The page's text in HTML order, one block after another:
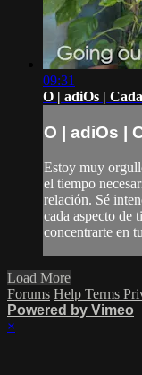
09:31
O | adiOs |
O | adiOs |
Estoy muy
el tiempo
relación. Sé
cada aspecto de
concentrarte en
Load More
Forums Help Terms
Powered by Vimeo
×